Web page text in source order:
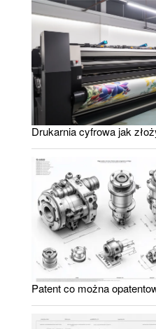
Drukarnia cyfrowa jak
Patent co można